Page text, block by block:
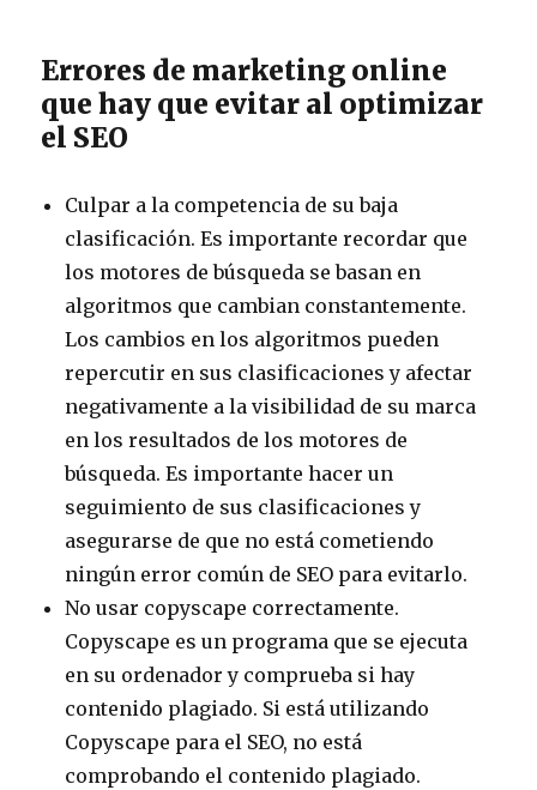
Errores de marketing online
que hay que evitar al optimizar
el SEO
Culpar a la competencia de su baja
clasificación. Es importante recordar que
los motores de búsqueda se basan en
algoritmos que cambian constantemente.
Los cambios en los algoritmos pueden
repercutir en sus clasificaciones y afectar
negativamente a la visibilidad de su marca
en los resultados de los motores de
búsqueda. Es importante hacer un
seguimiento de sus clasificaciones y
asegurarse de que no está cometiendo
ningún error común de SEO para evitarlo.
No usar copyscape correctamente.
Copyscape es un programa que se ejecuta
en su ordenador y comprueba si hay
contenido plagiado. Si está utilizando
Copyscape para el SEO, no está
comprobando el contenido plagiado.